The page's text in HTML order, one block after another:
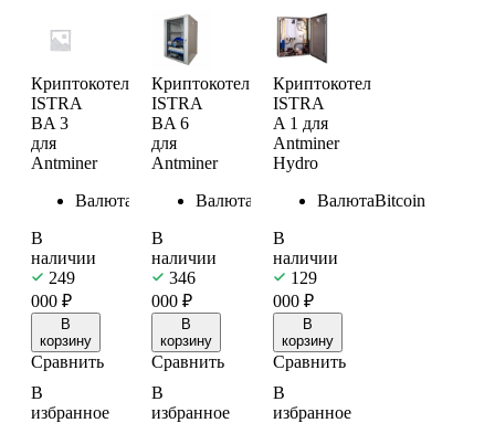
Криптокотел
ISTRA
BA 3
для
Antminer
Валюта
Bitcoin
В
наличии
249
000 ₽
В
корзину
Сравнить
В
избранное
Криптокотел
ISTRA
BA 6
для
Antminer
Валюта
Bitcoin
В
наличии
346
000₽
В
корзину
Сравнить
В
избранное
Криптокотел
ISTRA
A 1 для
Antminer
Hydro
ВалютаBitcoin
В
наличии
129
000 ₽
В
корзину
Сравнить
В
избранное